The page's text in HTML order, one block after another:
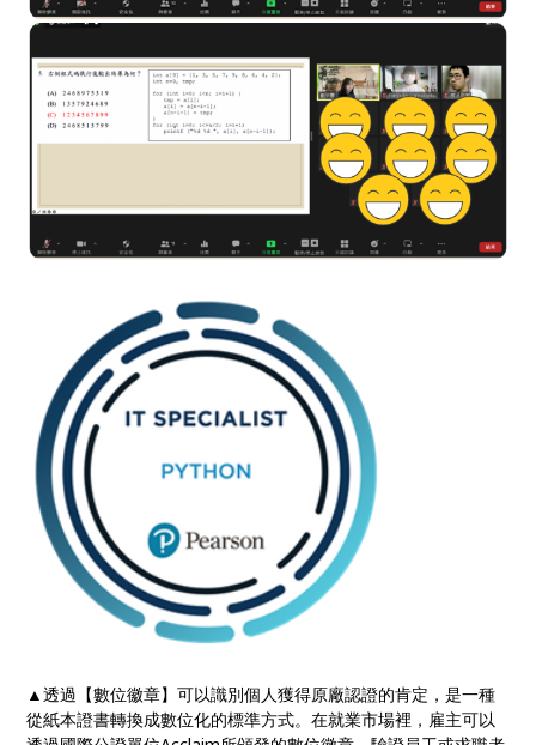
▲透過【數位徽章】可以識別個人獲得原廠認證的肯定，是一種
從紙本證書轉換成數位化的標準方式。在就業市場裡，雇主可以